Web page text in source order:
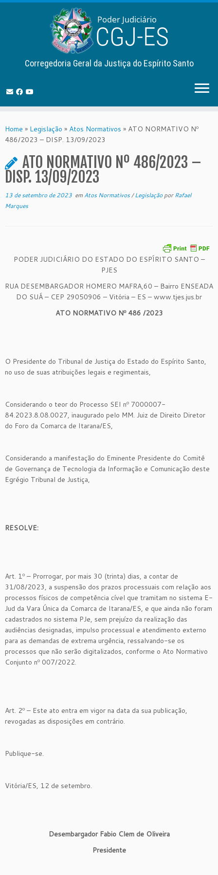
to
content
Corregedoria Geral da Justiça do Espírito Santo
Home » Legislação » Atos Normativos » ATO NORMATIVO Nº
486/2023 – DISP. 13/09/2023
ATO NORMATIVO Nº 486/2023 –
DISP. 13/09/2023
13 de setembro de 2023 em Atos Normativos/LegislaçãoporRafael
Marques
PODER JUDICIÁRIO DO ESTADO DO ESPÍRITO SANTO –
PJES
RUA DESEMBARGADOR HOMERO MAFRA,60 – Bairro ENSEADA
DO SUÁ – CEP 29050906 – Vitória – ES – www.tjes.jus.br
ATO NORMATIVO Nº 486 /2023
O Presidente do Tribunal de Justiça do Estado do Espírito Santo,
no uso de suas atribuições legais e regimentais,
Considerando o teor do Processo SEI nº 7000007-
84.2023.8.08.0027, inaugurado pelo MM. Juiz de Direito Diretor
do Foro da Comarca de Itarana/ES,
Considerando a manifestação do Eminente Presidente do Comitê
de Governança de Tecnologia da Informação e Comunicação deste
Egrégio Tribunal de Justiça,
RESOLVE:
Art. 1º – Prorrogar, por mais 30 (trinta) dias, a contar de
31/08/2023, a suspensão dos prazos processuais com relação aos
processos físicos de competência cível que tramitam no sistema E-
Jud da Vara Única da Comarca de Itarana/ES, e que ainda não foram
cadastrados no sistema PJe, sem prejuízo da realização das
audiências designadas, impulso processual e atendimento externo
para as demandas de extrema urgência, ressalvando-se os
processos que não serão digitalizados, conforme o Ato Normativo
Conjunto nº 007/2022.
Art. 2º – Este ato entra em vigor na data da sua publicação,
revogadas as disposições em contrário.
Publique-se.
Vitória/ES, 12 de setembro.
Desembargador Fabio Clem de Oliveira
Presidente